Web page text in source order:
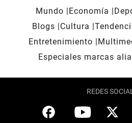
Mundo Economía
Blogs
Cultura
Entretenimiento
Especiales marcas
REDES